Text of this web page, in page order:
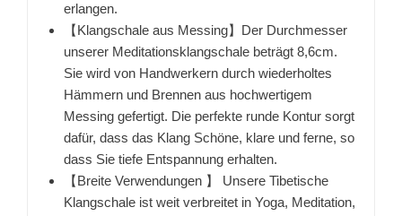
erlangen.
【Klangschale aus Messing】Der Durchmesser
unserer Meditationsklangschale beträgt 8,6cm.
Sie wird von Handwerkern durch wiederholtes
Hämmern und Brennen aus hochwertigem
Messing gefertigt. Die perfekte runde Kontur sorgt
dafür, dass das Klang Schöne, klare und ferne, so
dass Sie tiefe Entspannung erhalten.
【Breite Verwendungen 】 Unsere Tibetische
Klangschale ist weit verbreitet in Yoga, Meditation,